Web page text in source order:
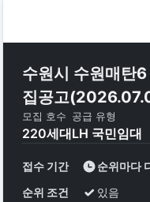
수원시 수원매탄
집공고
모집 호수
220세대
공급 유형
LH 국민임대
접수 기간
순위마다
순위 조건
있음